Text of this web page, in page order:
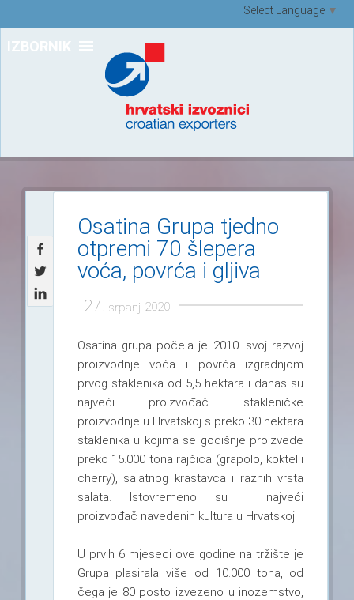
IZBORNIK
Select Language ▼
Osatina Grupa tjedno
otpremi 70 šlepera
voća, povrća i gljiva
27. srpanj 2020.
Osatina grupa počela je 2010. svoj razvoj
proizvodnje voća i povrća izgradnjom
prvog staklenika od 5,5 hektara i danas su
najveći proizvođač stakleničke
proizvodnje u Hrvatskoj s preko 30 hektara
staklenika u kojima se godišnje proizvede
preko 15.000 tona rajčica (grapolo, koktel i
cherry), salatnog krastavca i raznih vrsta
salata. Istovremeno su i najveći
proizvođač navedenih kultura u Hrvatskoj.
U prvih 6 mjeseci ove godine na tržište je
Grupa plasirala više od 10.000 tona, od
čega je 80 posto izvezeno u inozemstvo,